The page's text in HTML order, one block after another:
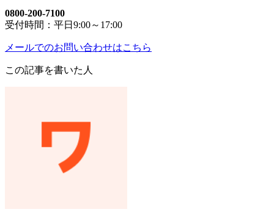
0800-200-7100
受付時間：平日9:00～17:00
メールでのお問い合わせはこちら
この記事を書いた人